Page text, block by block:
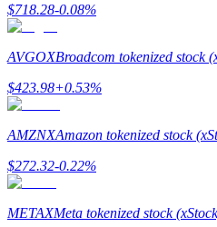
Deposit CASHCAT & Win
$718.28-0.08%
AVGOXBroadcom tokenized stock
$423.98+0.53%
AMZNXAmazon tokenized stock
$272.32-0.22%
METAXMeta tokenized stock